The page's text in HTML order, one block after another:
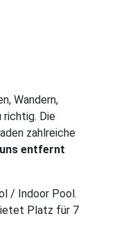
Wandern,
richtig. Die
zahlreiche
entfernt
/ Indoor Pool.
Platz für 7